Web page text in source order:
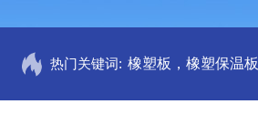
热门关键词: